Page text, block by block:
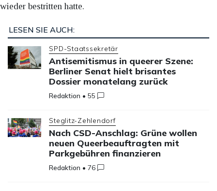
wieder bestritten hatte.
LESEN SIE AUCH:
SPD-Staatssekretär
Antisemitismus in queerer Szene:
Berliner Senat hielt brisantes
Dossier monatelang zurück
Redaktion •55
Steglitz-Zehlendorf
Nach CSD-Anschlag: Grüne wollen
neuen Queerbeauftragten mit
Parkgebühren finanzieren
Redaktion •76